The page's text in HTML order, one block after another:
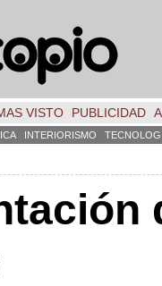
VISTO PUBLICIDAD
INTERIORISMO